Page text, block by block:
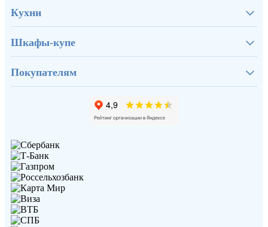
Кухни
Шкафы-купе
Покупателям